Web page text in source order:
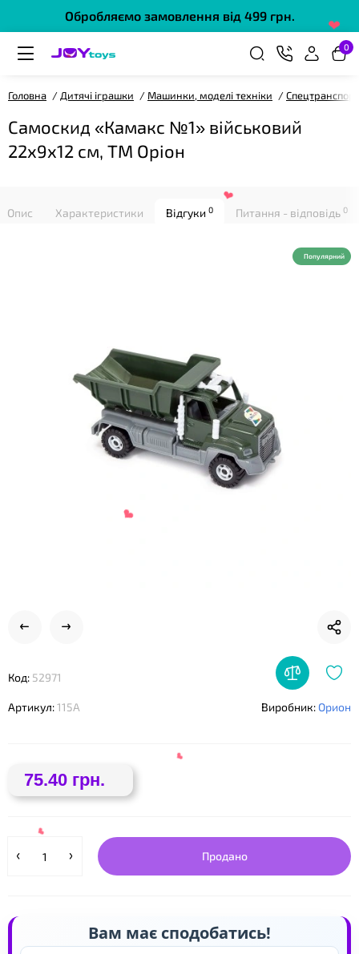
Обробляємо замовлення від 499 грн.
0
Головна Дитячі іграшки Машинки, моделі техніки Спецтранспорт
Самоскид «Камакс №1» військовий
22х9х12 см, ТМ Оріон
Опис Характеристики Відгуки 0 Питання - відповідь 0
Популярний
Код: 52971
Артикул:115А Виробник:Орион
75.40 грн.
Продано
Вам має сподобатись!
❤
❤